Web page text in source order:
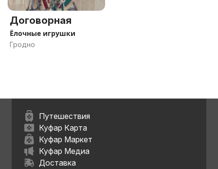
Договорная
Ёлочные игрушки
Гродно
Путешествия
Куфар Карта
Куфар Маркет
Куфар Медиа
Доставка